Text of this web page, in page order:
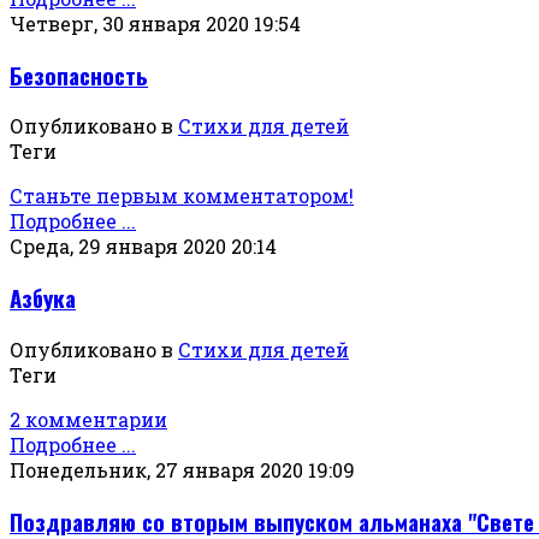
Четверг, 30 января 2020 19:54
Безопасность
Опубликовано в Стихи для детей
Теги
Станьте первым комментатором!
Подробнее ...
Среда, 29 января 2020 20:14
Азбука
Опубликовано в Стихи для детей
Теги
2 комментарии
Подробнее ...
Понедельник, 27 января 2020 19:09
Поздравляю со вторым выпуском альманаха